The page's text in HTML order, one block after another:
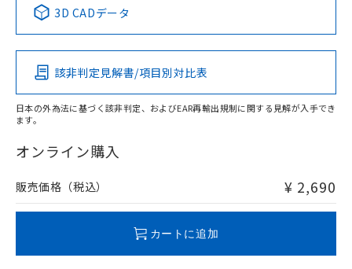
Pb Hg Cd Cr(VI)
O
在庫等で未対応品が混在する可能性があります。
問い合わせください。
3D CADデータ
該非判定見解書/項目別対比表
日本の外為法に基づく該非判定、およびEAR再輸出規制に関する見解が入手でき
ます。
オンライン購入
販売価格（税込） ¥ 2,690
カートに追加